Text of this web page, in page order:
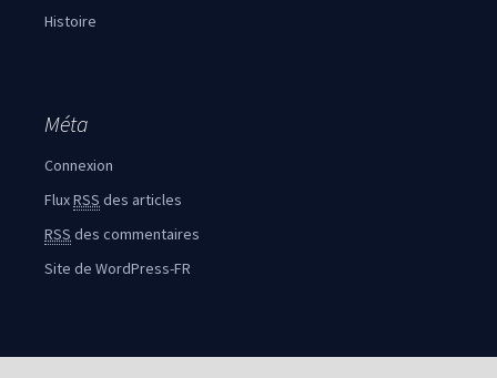
Histoire
Méta
Connexion
FluxRSS des articles
RSS des commentaires
Site de WordPress-FR